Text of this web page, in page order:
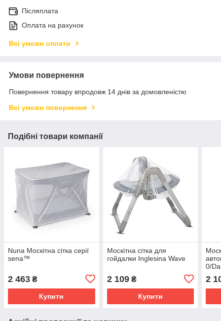
Післяплата
Оплата на рахунок
Всі умови оплати
Умови повернення
Повернення товару впродовж 14 днів за домовленістю
Всі умови повернення
Подібні товари компанії
Nuna Москітна сітка серії
sena™
2 463 ₴
Купити
Москітна сітка для
гойдалки Inglesina Wave
2 109₴
Купити
0/
2